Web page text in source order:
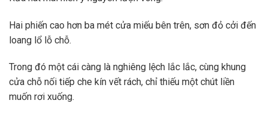
Hai phiến cao hơn ba mét cửa miếu bên trên, sơn đỏ cởi đến
loang lổ lỗ chỗ.
Trong đó một cái càng là nghiêng lệch lắc lắc, cùng khung
cửa chỗ nối tiếp che kín vết rách, chỉ thiếu một chút liền
muốn rơi xuống.